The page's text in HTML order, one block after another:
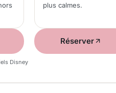
plus calmes.
Réserver
Disney